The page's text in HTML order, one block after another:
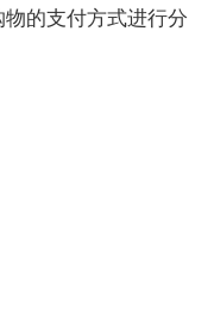
物的支付方式进行分